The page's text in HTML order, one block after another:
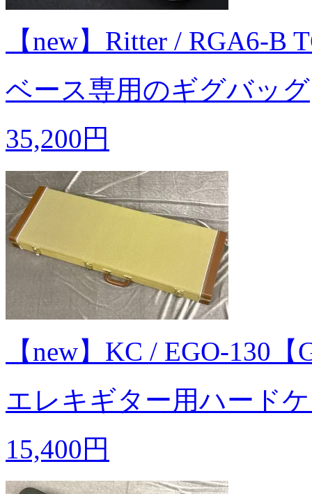
【new】Ritter / RGA6-B
ベース専用のギグバッグ
35,200円
【new】KC / EGO-130
エレキギター用ハード
15,400円